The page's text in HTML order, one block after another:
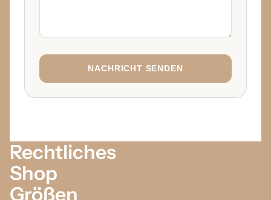
NACHRICHT SENDEN
Rechtliches
Shop
Größen